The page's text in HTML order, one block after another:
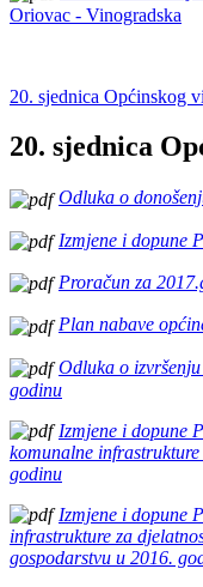
Oriovac - Vinogradska
20. sjednica Općinskog
20. sjednica
Odluka o
Izmjene i dopune
Proračun za
Plan nabave
Odluka o
godinu
Izmjene i dopune
komunalne
godinu
Izmjene i dopune
infrastrukture za
gospodarstvu u 2016.